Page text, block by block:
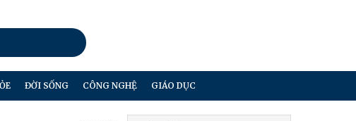
ĐỜI SỐNG CÔNG NGHỆ GIÁO DỤC